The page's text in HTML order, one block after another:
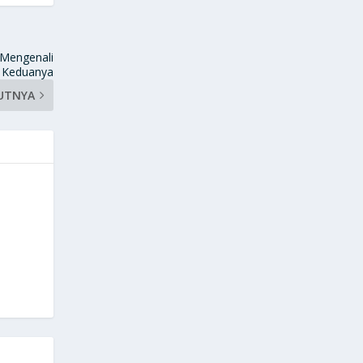
Keduanya